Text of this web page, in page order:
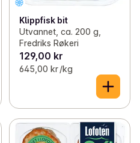
Klippfisk bit
Utvannet, ca. 200 g,
Fredriks Røkeri
129,00 kr
645,00 kr /kg